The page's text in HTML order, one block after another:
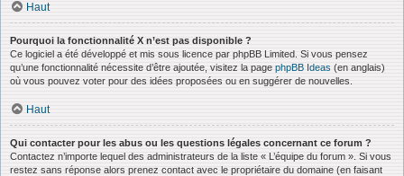
Haut
Pourquoi la fonctionnalité X n’est pas disponible ?
Ce logiciel a été développé et mis sous licence par phpBB Limited. Si vous pensez
qu’une fonctionnalité nécessite d’être ajoutée, visitez la page phpBB Ideas (en anglais)
où vous pouvez voter pour des idées proposées ou en suggérer de nouvelles.
Haut
Qui contacter pour les abus ou les questions légales concernant ce forum ?
Contactez n’importe lequel des administrateurs de la liste « L’équipe du forum ». Si vous
restez sans réponse alors prenez contact avec le propriétaire du domaine (en faisant